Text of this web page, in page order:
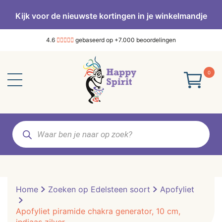
Kijk voor de nieuwste kortingen in je winkelmandje
4.6 gebaseerd op +7.000 beoordelingen
0
Producten
zoeken
Home Zoeken op Edelsteen soort Apofyliet
Apofyliet piramide chakra generator, 10 cm,